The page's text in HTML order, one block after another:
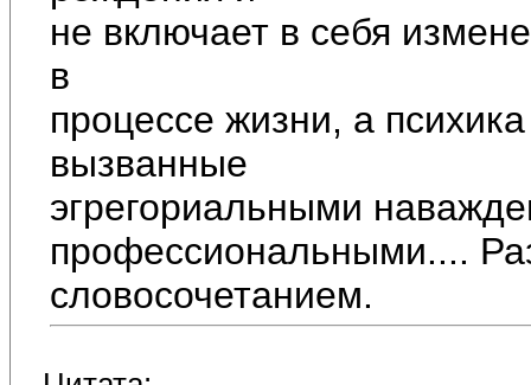
не включает в себя
в
процессе жизни, а
вызванные
эгрегориальными
профессиональными....
словосочетанием.